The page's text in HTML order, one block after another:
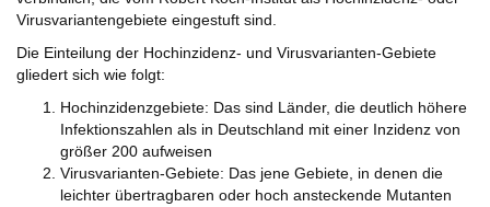
Virusvariantengebiete eingestuft sind.
Die Einteilung der Hochinzidenz- und Virusvarianten-Gebiete
gliedert sich wie folgt:
Hochinzidenzgebiete: Das sind Länder, die deutlich höhere
Infektionszahlen als in Deutschland mit einer Inzidenz von
größer 200 aufweisen
Virusvarianten-Gebiete: Das jene Gebiete, in denen die
leichter übertragbaren oder hoch ansteckende Mutanten